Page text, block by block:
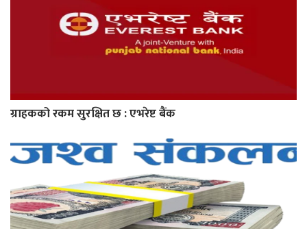
ग्राहकको रकम सुरक्षित छ : एभरेष्ट बैंक